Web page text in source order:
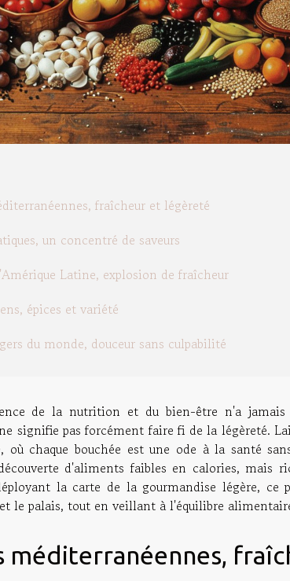
fraîcheur et légèreté
un concentré de saveurs
Latine, explosion de fraîcheur
épices et variété
du monde, douceur sans culpabilité
de la nutrition et du bien-être n'a jamais
signifie pas forcément faire fi de la légèreté.
où chaque bouchée est une ode à la santé
d'aliments faibles en calories, mais
la carte de la gourmandise légère,
le palais, tout en veillant à l'équilibre
méditerranéennes,